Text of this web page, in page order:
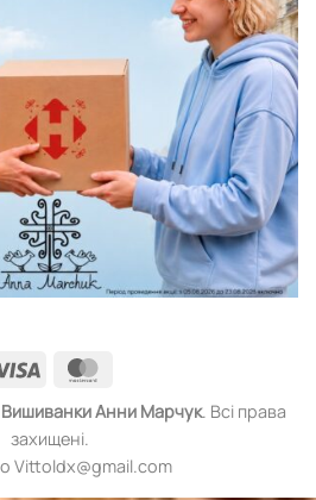
Visa
ВишиванкиАнни Марчук. Всі права
захищені.
Vittoldx@gmail.com